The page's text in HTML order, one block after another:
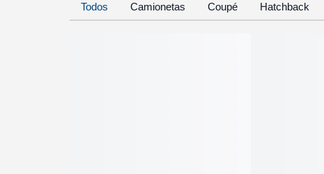
Todos Camionetas Coupé Hatchback